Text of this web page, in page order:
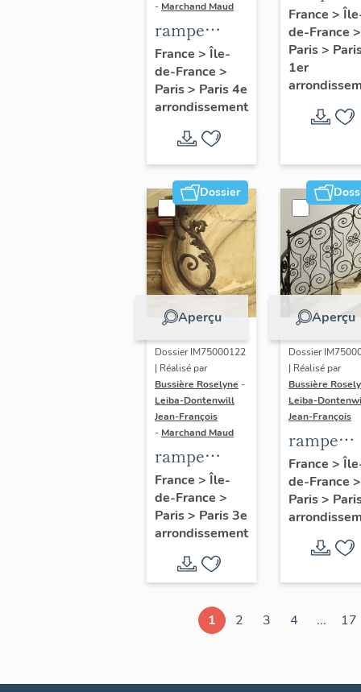
- Marchand Maud
rampe
d'appui,
escalier de
la maison à
cochère
dite hôtel
Charpentier
(non étudié)
France > Île-
de-France >
Paris> Paris 4e
arrondissement
d'appui,
escalier
la
porte
cochère
(non
France >
de-France >
Paris>
1er
Dossier
Aperçu
Dossier IM75000122
| Réalisé par
Bussière Roselyne -
Leiba-Dontenwill
Jean-François
- Marchand Maud
rampe
d'appui,
escalier de
la maison à
cochère
(non étudié)
France > Île-
de-France >
Paris> Paris 3e
arrondissement
Aperçu
Dossier
| Réalisé par
Bussière
Leiba-
Jean-François
rampe
d'appui,
escalier
la
cochère
(non
France >
de-France >
Paris>
1 2 3 4 ... 17